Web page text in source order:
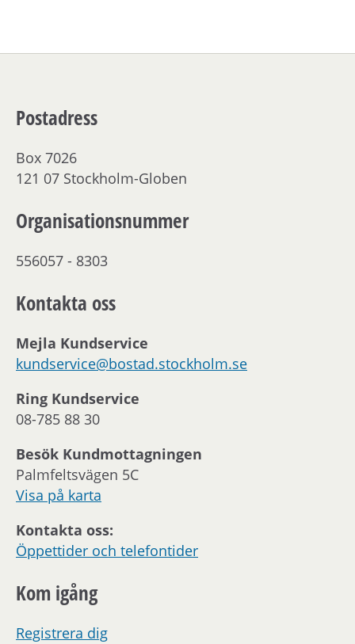
Postadress
Box 7026
121 07 Stockholm-Globen
Organisationsnummer
556057 - 8303
Kontakta oss
Mejla Kundservice
kundservice@bostad.stockholm.se
Ring Kundservice
08-785 88 30
Besök Kundmottagningen
Palmfeltsvägen 5C
Visa på karta
Kontakta oss:
Öppettider och telefontider
Kom igång
Registrera dig